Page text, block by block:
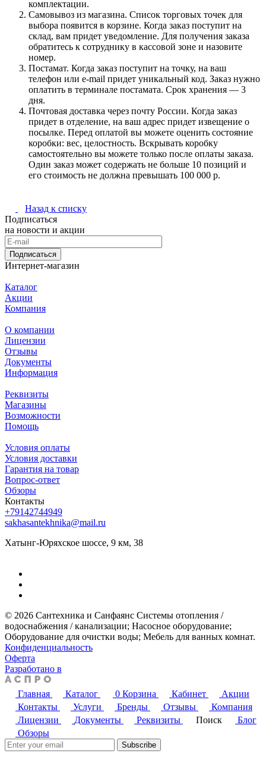
комплектации.
Самовывоз из магазина. Список торговых точек для
выбора появится в корзине. Когда заказ поступит на
склад, вам придет уведомление. Для получения заказа
обратитесь к сотруднику в кассовой зоне и назовите
номер.
Постамат. Когда заказ поступит на точку, на ваш
телефон или e-mail придет уникальный код. Заказ нужно
оплатить в терминале постамата. Срок хранения — 3
дня.
Почтовая доставка через почту России. Когда заказ
придет в отделение, на ваш адрес придет извещение о
посылке. Перед оплатой вы можете оценить состояние
коробки: вес, целостность. Вскрывать коробку
самостоятельно вы можете только после оплаты заказа.
Один заказ может содержать не больше 10 позиций и
его стоимость не должна превышать 100 000 р.
Назад к списку
Подписаться
на новости и акции
Подписаться
Интернет-магазин
Каталог
Акции
Компания
О компании
Лицензии
Отзывы
Документы
Информация
Реквизиты
Магазины
Возможности
Помощь
Условия оплаты
Условия доставки
Гарантия на товар
Вопрос-ответ
Обзоры
Контакты
+79142744949
sakhasantekhnika@mail.ru
Хатынг-Юряхское шоссе, 9 км, 38
© 2026 Сантехника и Санфаянс ​Системы отопления /
водоснабжения / канализации; ​Насосное оборудование; ​
Оборудование для очистки воды; ​Мебель для ванных комнат.
Конфиденциальность
Оферта
Разработано в
Главная Каталог 0 Корзина Кабинет
Акции
Контакты
Услуги Бренды Отзывы
Компания
Лицензии
Документы Реквизиты Поиск
Блог
Обзоры
Subscribe